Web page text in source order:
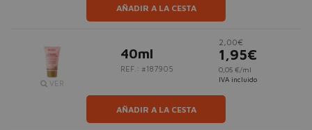
AÑADIR A LA CESTA
VER
40ml
REF.: #187905
2,00€
1,95€
0,05 €/ml
IVA incluido
AÑADIR A LA CESTA